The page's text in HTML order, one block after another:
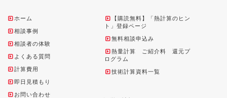
ホーム
相談事例
相談者の体験
よくある質問
計算費用
即日見積もり
お問い合わせ
【購読無料】「熱計算のヒン
ト」登録ページ
無料相談申込み
熱量計算 ご紹介料 還元プ
ログラム
技術計算資料一覧